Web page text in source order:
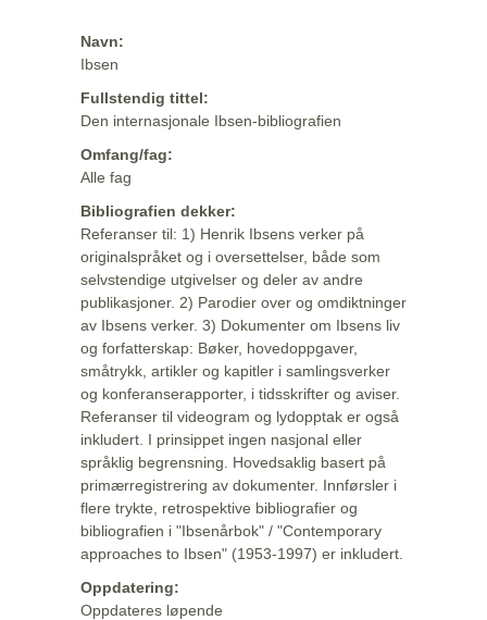
Navn:
Ibsen
Fullstendig tittel:
Den internasjonale Ibsen-bibliografien
Omfang/fag:
Alle fag
Bibliografien dekker:
Referanser til: 1) Henrik Ibsens verker på
originalspråket og i oversettelser, både som
selvstendige utgivelser og deler av andre
publikasjoner. 2) Parodier over og omdiktninger
av Ibsens verker. 3) Dokumenter om Ibsens liv
og forfatterskap: Bøker, hovedoppgaver,
småtrykk, artikler og kapitler i samlingsverker
og konferanserapporter, i tidsskrifter og aviser.
Referanser til videogram og lydopptak er også
inkludert. I prinsippet ingen nasjonal eller
språklig begrensning. Hovedsaklig basert på
primærregistrering av dokumenter. Innførsler i
flere trykte, retrospektive bibliografier og
bibliografien i "Ibsenårbok" / "Contemporary
approaches to Ibsen" (1953-1997) er inkludert.
Oppdatering:
Oppdateres løpende